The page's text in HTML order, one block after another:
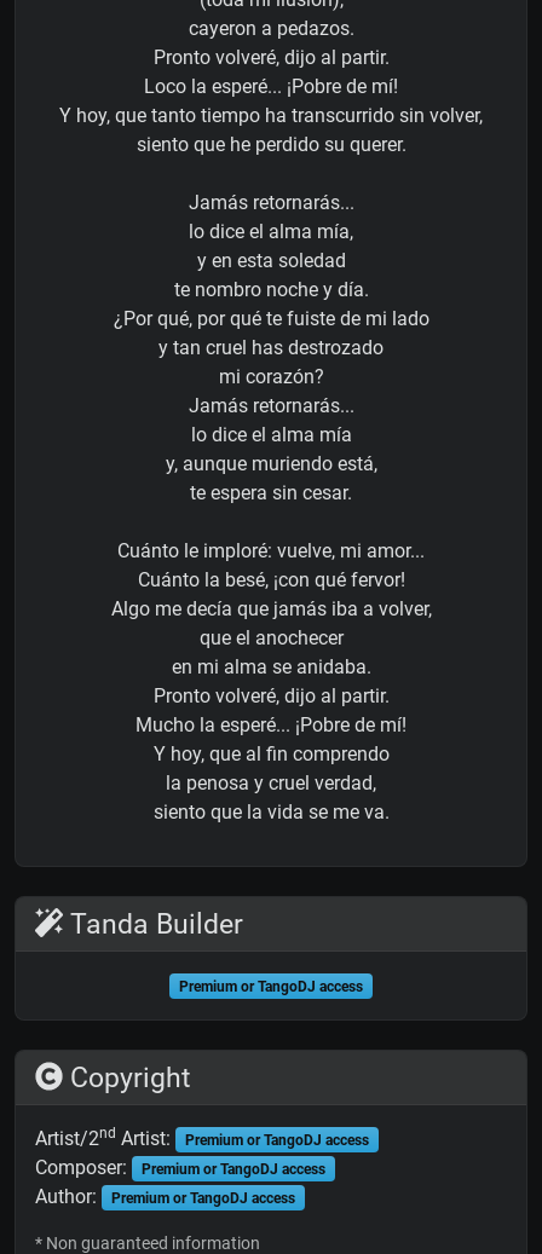
cayeron a pedazos.
Pronto volveré, dijo al partir.
Loco la esperé... ¡Pobre de mí!
Y hoy, que tanto tiempo ha transcurrido sin volver,
siento que he perdido su querer.
Jamás retornarás...
lo dice el alma mía,
y en esta soledad
te nombro noche y día.
¿Por qué, por qué te fuiste de mi lado
y tan cruel has destrozado
mi corazón?
Jamás retornarás...
lo dice el alma mía
y, aunque muriendo está,
te espera sin cesar.
Cuánto le imploré: vuelve, mi amor...
Cuánto la besé, ¡con qué fervor!
Algo me decía que jamás iba a volver,
que el anochecer
en mi alma se anidaba.
Pronto volveré, dijo al partir.
Mucho la esperé... ¡Pobre de mí!
Y hoy, que al fin comprendo
la penosa y cruel verdad,
siento que la vida se me va.
Tanda Builder
Premium or TangoDJ access
Copyright
Artist/2nd Artist: Premium or TangoDJ access
Composer: Premium or TangoDJ access
Author: Premium or TangoDJ access
* Non guaranteed information